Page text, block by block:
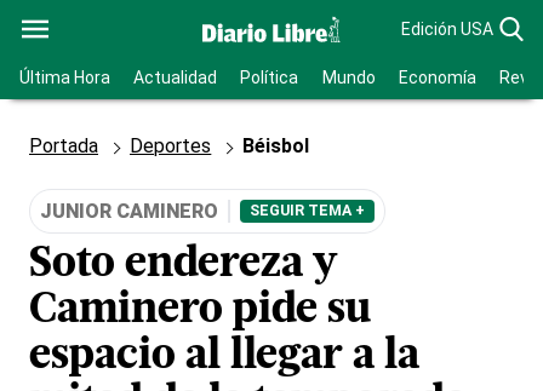
Edición USA
Última Hora Actualidad Política Mundo Economía
Portada Deportes Béisbol
JUNIOR CAMINERO SEGUIR TEMA +
Soto endereza y
Caminero pide su
espacio al llegar a la